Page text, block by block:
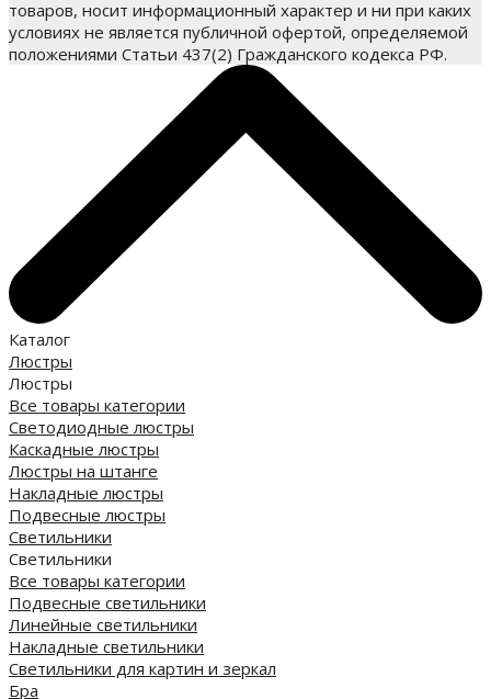
товаров, носит информационный характер и ни при каких
условиях не является публичной офертой, определяемой
положениями Статьи 437(2) Гражданского кодекса РФ.
Каталог
Люстры
Люстры
Все товары категории
Светодиодные люстры
Каскадные люстры
Люстры на штанге
Накладные люстры
Подвесные люстры
Светильники
Светильники
Все товары категории
Подвесные светильники
Линейные светильники
Накладные светильники
Светильники для картин и зеркал
Бра